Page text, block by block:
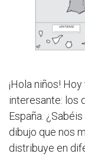
¡Hola niños!
interesante: los
España.
dibujo que nos
distribuye en